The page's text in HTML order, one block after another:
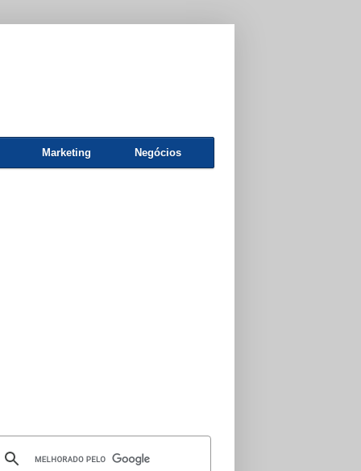
Marketing Negócios